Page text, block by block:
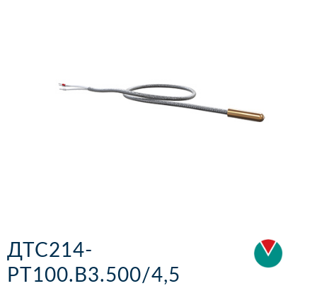
ДТС214-
РТ100.В3.500/4,5